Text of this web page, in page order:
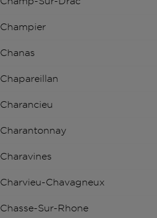
Champier
Chanas
Chapareillan
Charancieu
Charantonnay
Charavines
Charvieu-Chavagneux
Chasse-Sur-Rhone